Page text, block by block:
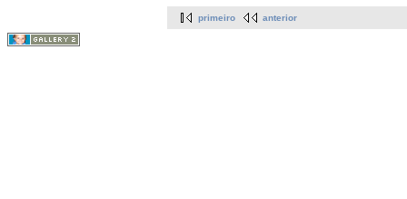
primeiro anterior